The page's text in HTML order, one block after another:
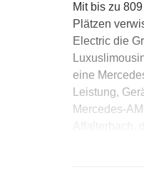
Mit bis zu
Plätzen
Electric die
eine
Leistung,
Mercedes-